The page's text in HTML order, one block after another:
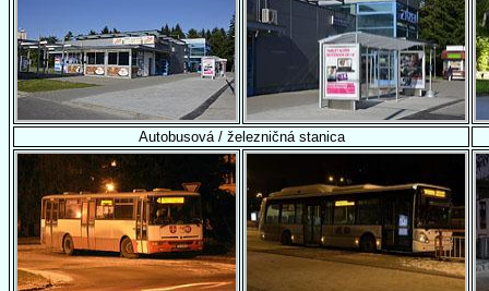
Autobusová / železničná stanica